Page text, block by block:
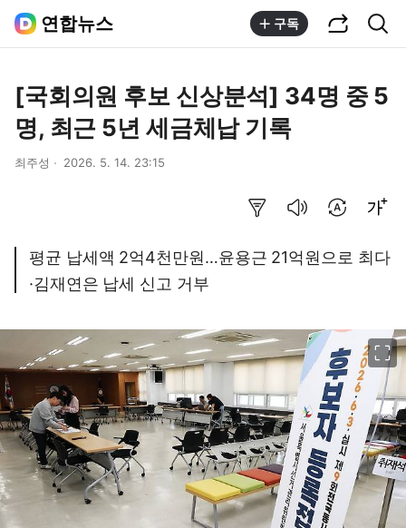
연합뉴스 구독
[국회의원 후보 신상분석] 34명 중 5
명, 최근 5년 세금체납 기록
최주성 2026. 5. 14. 23:15
평균 납세액 2억4천만원…윤용근 21억원으로 최다
·김재연은 납세 신고 거부